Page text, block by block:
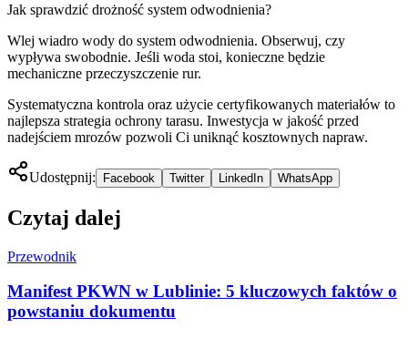
Jak sprawdzić drożność system odwodnienia?
Wlej wiadro wody do system odwodnienia. Obserwuj, czy
wypływa swobodnie. Jeśli woda stoi, konieczne będzie
mechaniczne przeczyszczenie rur.
Systematyczna kontrola oraz użycie certyfikowanych materiałów to
najlepsza strategia ochrony tarasu. Inwestycja w jakość przed
nadejściem mrozów pozwoli Ci uniknąć kosztownych napraw.
Udostępnij: Facebook Twitter LinkedIn WhatsApp
Czytaj dalej
Przewodnik
Manifest PKWN w Lublinie: 5 kluczowych faktów o
powstaniu dokumentu